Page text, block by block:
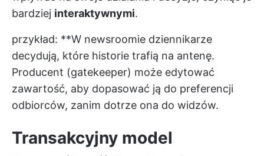
bardziej interaktywnymi.
przykład: **W newsroomie dziennikarze
decydują, które historie trafią na antenę.
Producent (gatekeeper) może edytować
zawartość, aby dopasować ją do preferencji
odbiorców, zanim dotrze ona do widzów.
Transakcyjny model